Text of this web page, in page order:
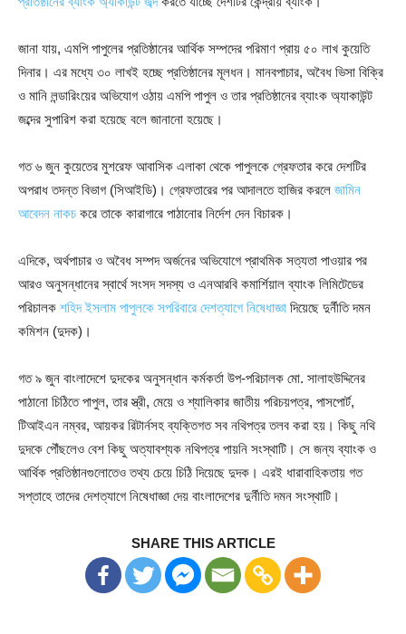
জানা যায়, এমপি পাপুলের প্রতিষ্ঠানের আর্থিক সম্পদের পরিমাণ প্রায় ৫০ লাখ কুয়েতি
দিনার। এর মধ্যে ৩০ লাখই হচ্ছে প্রতিষ্ঠানের মূলধন। মানবপাচার, অবৈধ ভিসা বিক্রি
ও মানি লন্ডারিংয়ের অভিযোগ ওঠায় এমপি পাপুল ও তার প্রতিষ্ঠানের ব্যাংক অ্যাকাউন্ট
জব্দের সুপারিশ করা হয়েছে বলে জানানো হয়েছে।
গত ৬ জুন কুয়েতের মুশরেফ আবাসিক এলাকা থেকে পাপুলকে গ্রেফতার করে দেশটির
অপরাধ তদন্ত বিভাগ (সিআইডি)। গ্রেফতারের পর আদালতে হাজির করলে জামিন
আবেদন নাকচ করে তাকে কারাগারে পাঠানোর নির্দেশ দেন বিচারক।
এদিকে, অর্থপাচার ও অবৈধ সম্পদ অর্জনের অভিযোগে প্রাথমিক সত্যতা পাওয়ার পর
আরও অনুসন্ধানের স্বার্থে সংসদ সদস্য ও এনআরবি কমার্শিয়াল ব্যাংক লিমিটেডের
পরিচালক শহিদ ইসলাম পাপুলকে সপরিবারে দেশত্যাগে নিষেধাজ্ঞা দিয়েছে দুর্নীতি দমন
কমিশন (দুদক)।
গত ৯ জুন বাংলাদেশে দুদকের অনুসন্ধান কর্মকর্তা উপ-পরিচালক মো. সালাহউদ্দিনের
পাঠানো চিঠিতে পাপুল, তার স্ত্রী, মেয়ে ও শ্যালিকার জাতীয় পরিচয়পত্র, পাসপোর্ট,
টিআইএন নম্বর, আয়কর রিটার্নসহ ব্যক্তিগত সব নথিপত্র তলব করা হয়। কিছু নথি
দুদকে পৌঁছলেও বেশ কিছু অত্যাবশ্যক নথিপত্র পায়নি সংস্থাটি। সে জন্য ব্যাংক ও
আর্থিক প্রতিষ্ঠানগুলোতেও তথ্য চেয়ে চিঠি দিয়েছে দুদক। এরই ধারাবাহিকতায় গত
সপ্তাহে তাদের দেশত্যাগে নিষেধাজ্ঞা দেয় বাংলাদেশের দুর্নীতি দমন সংস্থাটি।
SHARE THIS ARTICLE